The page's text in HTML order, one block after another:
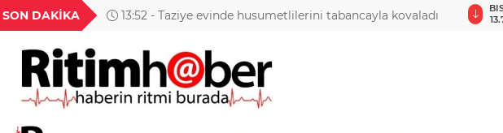
SON DAKİKA 13:52 - Taziye evinde husumetlilerini tabancayla kovaladı
18,2677
TND
16,3788
BGN
27,9743
VND
0,0018
GAU/TRY
6.660,55